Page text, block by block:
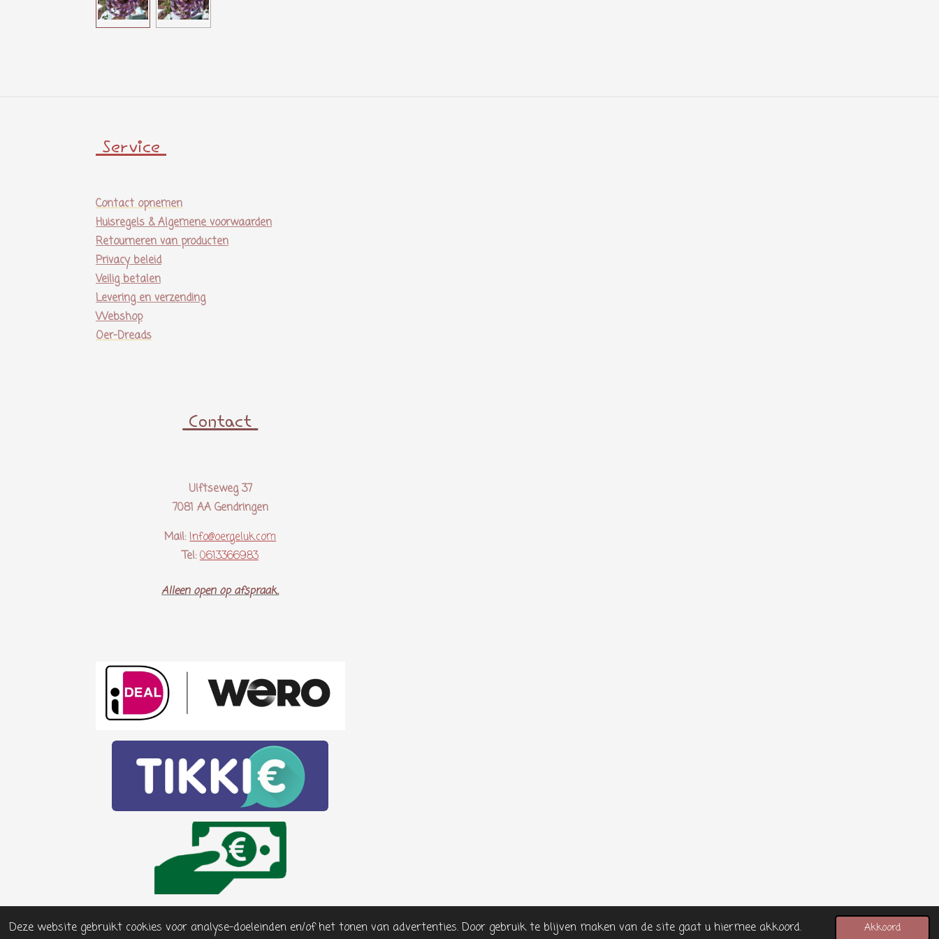
Deze website gebruikt cookies voor analyse-doeleinden en/of het tonen van advertenties. Door gebruik te blijven maken van de site gaat u hiermee akkoord. Akkoord
Service
Contact opnemen
Huisregels & Algemene voorwaarden
Retourneren van producten
Privacy beleid
Veilig betalen
Levering en verzending
Webshop
Oer-Dreads
Contact
Ulftseweg 37
7081 AA Gendringen
Mail: Info@oergeluk.com
Tel: 0613366983
Alleen open op afspraak..
© 2017 - 2025 Oergeluk.com KVK nr: 69024820